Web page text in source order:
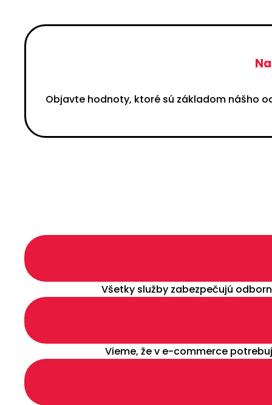
Objavte hodnoty, ktoré sú základom nášho
Všetky služby zabezpečujú
Vieme, že v e-commerce